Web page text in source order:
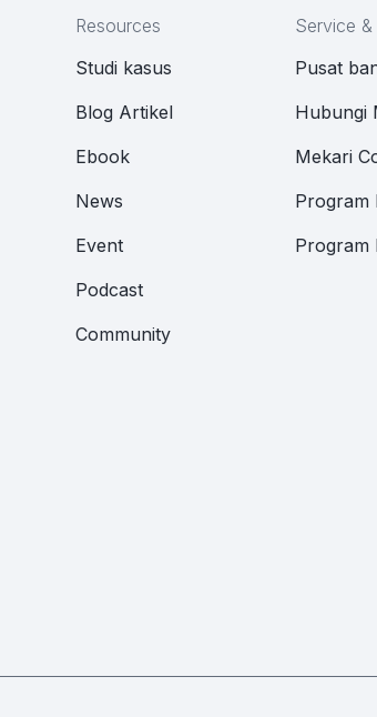
Resources
Studi kasus
Blog Artikel
Ebook
News
Event
Podcast
Community
Service
Pusat
Hubungi
Mekari
Program
Program